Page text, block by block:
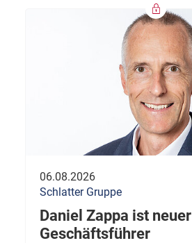
06.08.2026
Schlatter Gruppe
Daniel Zappa ist neuer
Geschäftsführer